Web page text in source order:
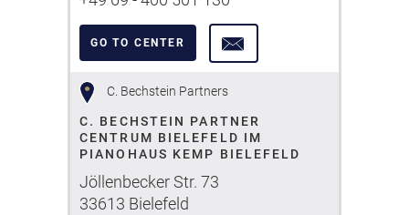
GO TO CENTER
C. Bechstein Partners
C. BECHSTEIN PARTNER
CENTRUM BIELEFELD IM
PIANOHAUS KEMP BIELEFELD
Jöllenbecker Str. 73
33613 Bielefeld